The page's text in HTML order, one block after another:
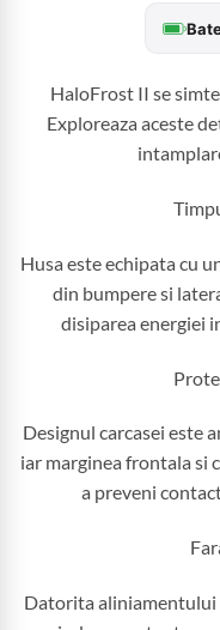
HaloFrost II se
Exploreaza aceste
Husa este echipata cu
din bumpere si
disiparea energiei
Designul carcasei este
iar marginea frontala si
a preveni
Datorita aliniamentului